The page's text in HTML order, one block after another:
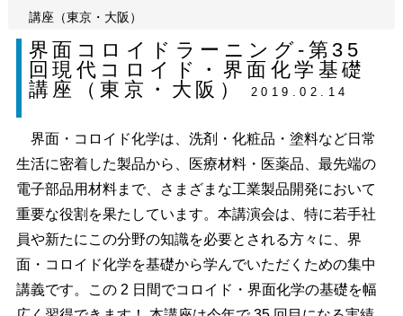
講座（東京・大阪）
界面コロイドラーニング-第35
回現代コロイド・界面化学基礎
講座（東京・大阪）
2019.02.14
界面・コロイド化学は、洗剤・化粧品・塗料など日常
生活に密着した製品から、医療材料・医薬品、最先端の
電子部品用材料まで、さまざまな工業製品開発において
重要な役割を果たしています。本講演会は、特に若手社
員や新たにこの分野の知識を必要とされる方々に、界
面・コロイド化学を基礎から学んでいただくための集中
講義です。この 2 日間でコロイド・界面化学の基礎を幅